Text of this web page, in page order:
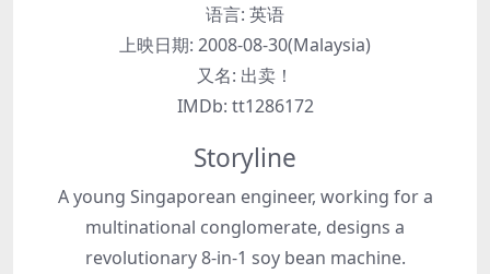
语言: 英语
上映日期: 2008-08-30(Malaysia)
又名: 出卖！
IMDb: tt1286172
Storyline
A young Singaporean engineer, working for a
multinational conglomerate, designs a
revolutionary 8-in-1 soy bean machine.